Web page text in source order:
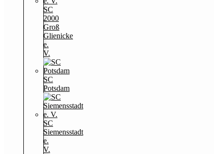
SC
2000
Groß
Glienicke
e.
V.
SC
Potsdam
SC
Siemensstadt
e.
V.